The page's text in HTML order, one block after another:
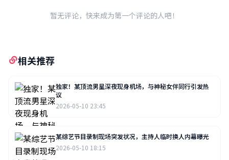
暂无评论，快来成为第一个评论的人吧！
相关推荐
独家！某顶流男星深夜现身机场，与神秘女伴同行引发热
议
2026-05-10 23:45
某综艺节目录制现场突发状况，主持人临时换人内幕曝光
2026-05-10 18:15